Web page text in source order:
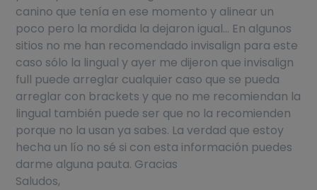
canino que tenía en ese momento y alinear un
poco pero la mordida la dejaron igual… En algunos
sitios no me han recomendado invisalign para este
caso sólo la lingual y ayer me dijeron que invisalign
full puede arreglar cualquier caso que se pueda
arreglar con brackets y que no me recomiendan la
lingual también puede ser que no la recomienden
porque no la usan ya sabes. La verdad que estoy
hecha un lío no sé si con esta información puedes
darme alguna pauta. Gracias
Saludos,